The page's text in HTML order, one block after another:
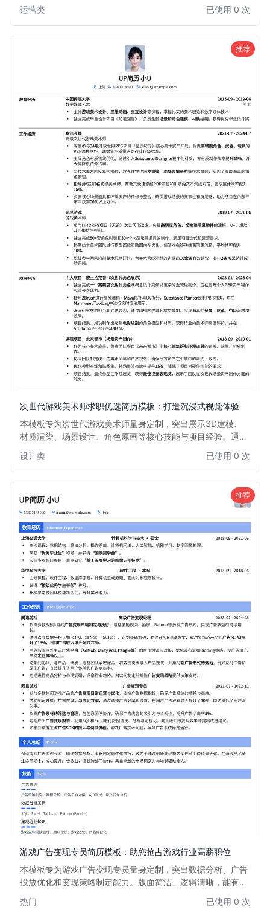
织、线上活动策划，还是社区运营维护，都能精准匹配岗位需
求，让您的简历在众多候选人中脱颖而出，轻松获得心仪的面
运营类 已使用 0 次
推荐
次世代游戏美术师求职优选简历模板：打造沉浸式视觉体验
本模板专为次世代游戏美术师量身定制，突出展示3D建模、
材质渲染、场景设计、角色原画等核心技能与项目经验。通过
速吸引游戏公司HR的目光，是进入头部游戏工作室的理想选
择。
设计类 已使用 0 次
推荐
游戏广告变现专员简历模板：助您抢占游戏行业高薪职位
本模板专为游戏广告变现专员量身定制，突出数据分析、广告
投放优化和变现策略制定能力。版面简洁、逻辑清晰，能有效
众多求职者中脱颖而出，快速获得心仪的面试机会。
热门 已使用 0 次